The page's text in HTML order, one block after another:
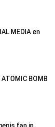
MEDIA en
BOMB